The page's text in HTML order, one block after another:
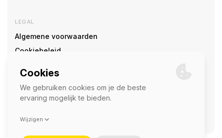
LEGAL
Algemene voorwaarden
Cookiebeleid
SOCIAL